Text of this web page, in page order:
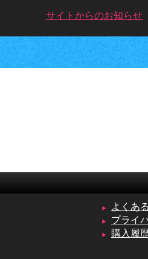
サイトからのお知らせ
よくあ
プライ
購入履